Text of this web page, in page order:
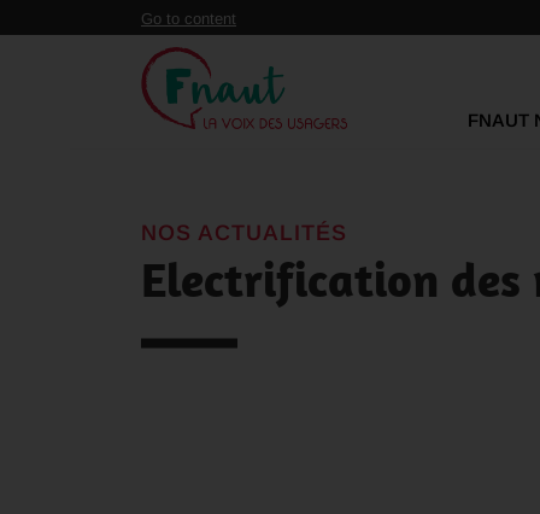
Panneau de gestion des cookies
Go to content
FNAUT
NOS ACTUALITÉS
Electrification